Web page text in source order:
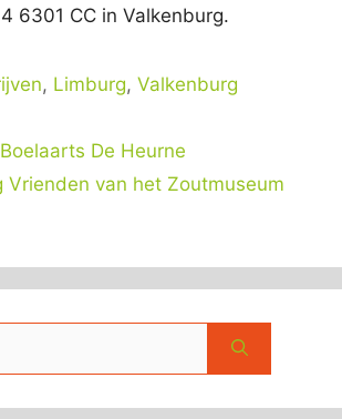
6301 CC in Valkenburg.
, Limburg,Valkenburg
De Heurne
Vrienden van het Zoutmuseum